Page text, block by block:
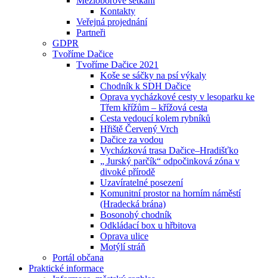
Kontakty
Veřejná projednání
Partneři
GDPR
Tvoříme Dačice
Tvoříme Dačice 2021
Koše se sáčky na psí výkaly
Chodník k SDH Dačice
Oprava vycházkové cesty v lesoparku ke
Třem křížům – křížová cesta
Cesta vedoucí kolem rybníků
Hřiště Červený Vrch
Dačice za vodou
Vycházková trasa Dačice–Hradišťko
„ Jurský parčík“ odpočinková zóna v
divoké přírodě
Uzavíratelné posezení
Komunitní prostor na horním náměstí
(Hradecká brána)
Bosonohý chodník
Odkládací box u hřbitova
Oprava ulice
Motýlí stráň
Portál občana
Praktické informace